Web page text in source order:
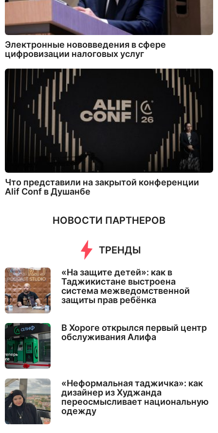
Электронные нововведения в сфере
цифровизации налоговых услуг
Что представили на закрытой конференции
Alif Conf в Душанбе
НОВОСТИ ПАРТНЕРОВ
ТРЕНДЫ
«На защите детей»: как в
Таджикистане выстроена
система межведомственной
защиты прав ребёнка
В Хороге открылся первый центр
обслуживания Алифа
«Неформальная таджичка»: как
дизайнер из Худжанда
переосмысливает национальную
одежду